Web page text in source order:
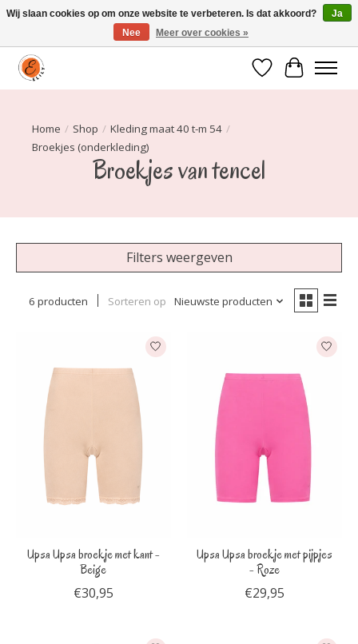
Elily is er om jou te laten stralen! Mode vanaf maat 34 t/m 54
Verlanglijst
Home / Shop / Kleding maat 40 t-m 54 /
Broekjes (onderkleding)
Broekjes van tencel
Filters weergeven
6 producten Sorteren op Nieuwste producten
Upsa Upsa broekje met kant -
Beige
€30,95
Upsa Upsa broekje met pijpjes
- Roze
€29,95
Wij slaan cookies op om onze website te verbeteren. Is dat akkoord?
Ja
Nee
Meer over cookies »